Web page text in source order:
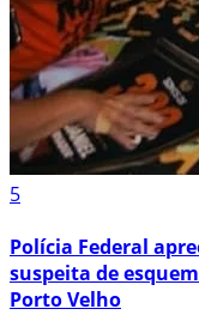
5
Polícia Federal
suspeita de
Porto Velho